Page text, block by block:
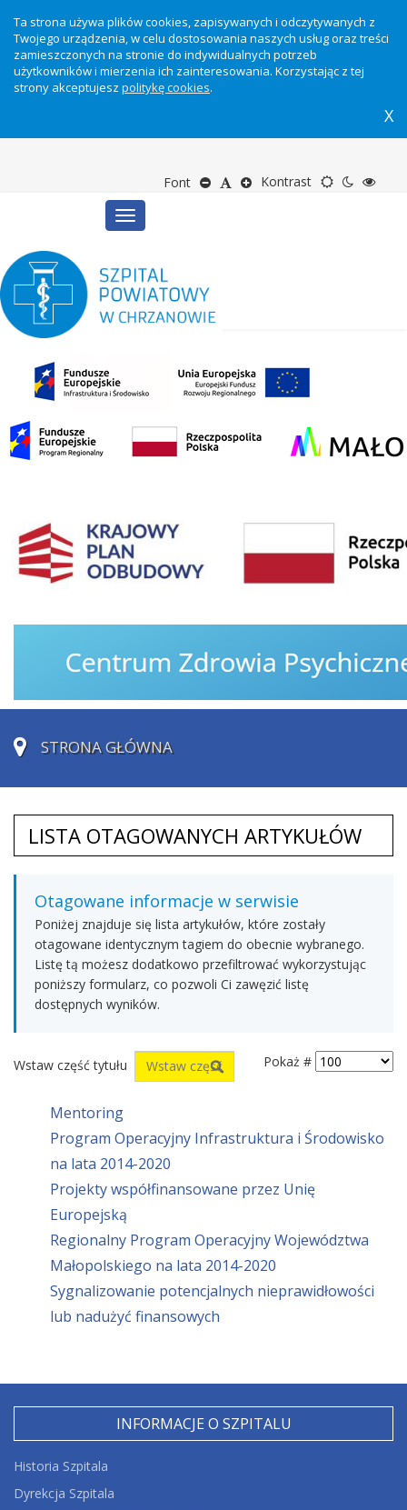
Ta strona używa plików cookies, zapisywanych i odczytywanych z
Twojego urządzenia, w celu dostosowania naszych usług oraz treści
zamieszczonych na stronie do indywidualnych potrzeb
użytkowników i mierzenia ich zainteresowania. Korzystając z tej
strony akceptujesz politykę cookies.
X
Kontrast Motyw
TrybTryb
Font ZmniejszDomyślny
Zwiększ
Toggle
navigation
STRONA GŁÓWNA
LISTA OTAGOWANYCH ARTYKUŁÓW
Otagowane informacje w serwisie
Poniżej znajduje się lista artykułów, które zostały
otagowane identycznym tagiem do obecnie wybranego.
Listę tą możesz dodatkowo przefiltrować wykorzystując
poniższy formularz, co pozwoli Ci zawęzić listę
dostępnych wyników.
Wstaw część tytułu Pokaż #
Mentoring
Program Operacyjny Infrastruktura i Środowisko
na lata 2014-2020
Projekty współfinansowane przez Unię
Europejską
Regionalny Program Operacyjny Województwa
Małopolskiego na lata 2014-2020
Sygnalizowanie potencjalnych nieprawidłowości
lub nadużyć finansowych
INFORMACJE O SZPITALU
Historia Szpitala
Dyrekcja Szpitala